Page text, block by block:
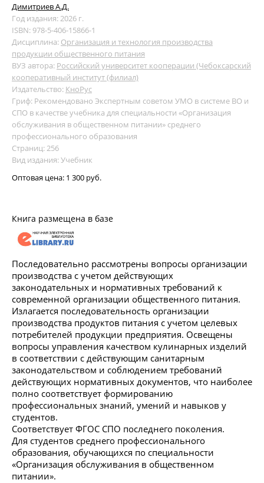
Димитриев А.Д.
Год издания: 2026 г.
ISBN: 978-5-406-15866-1
Дисциплина: Организация и технология производства
продукции общественного питания
ВУЗ автора: Российский университет кооперации (Чебоксарский
кооперативный институт (филиал)
Издательство: КноРус
Гриф: Рекомендовано Экспертным советом УМО в системе ВО и
СПО в качестве учебника для специальности «Организация
обслуживания в общественном питании» среднего
профессионального образования
Страниц: 256
Вид издания: Учебник
Оптовая цена: 1 300 руб.
Книга размещена в базе
Последовательно рассмотрены вопросы организации
производства с учетом действующих
законодательных и нормативных требований к
современной организации общественного питания.
Излагается последовательность организации
производства продуктов питания с учетом целевых
потребителей продукции предприятия. Освещены
вопросы управления качеством кулинарных изделий
в соответствии с действующим санитарным
законодательством и соблюдением требований
действующих нормативных документов, что наиболее
полно соответствует формированию
профессиональных знаний, умений и навыков у
студентов.
Соответствует ФГОС СПО последнего поколения.
Для студентов среднего профессионального
образования, обучающихся по специальности
«Организация обслуживания в общественном
питании».